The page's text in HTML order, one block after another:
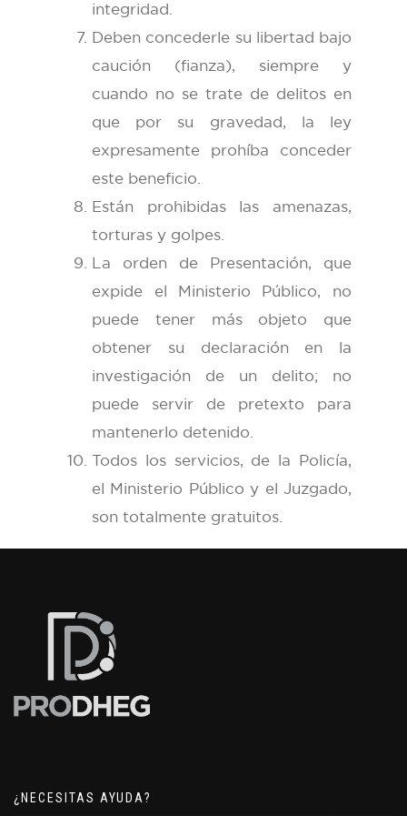
integridad.
Deben concederle su libertad bajo
caución (fianza), siempre y
cuando no se trate de delitos en
que por su gravedad, la ley
expresamente prohíba conceder
este beneficio.
Están prohibidas las amenazas,
torturas y golpes.
La orden de Presentación, que
expide el Ministerio Público, no
puede tener más objeto que
obtener su declaración en la
investigación de un delito; no
puede servir de pretexto para
mantenerlo detenido.
Todos los servicios, de la Policía,
el Ministerio Público y el Juzgado,
son totalmente gratuitos.
¿NECESITAS AYUDA?